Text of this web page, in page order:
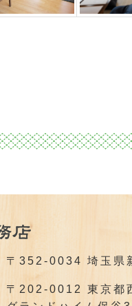
〒352-0034 埼玉県
〒202-0012 東京都